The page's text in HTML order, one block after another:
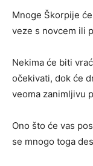
Mnoge Škorpije
veze s novcem ili
Nekima će biti
očekivati, dok će
veoma zanimljivu
Ono što će vas
se mnogo toga